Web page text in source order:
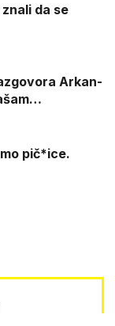
da se
Arkan-
pič*ice.